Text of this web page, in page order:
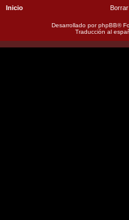
Inicio
Desarrollado porphpBB®
Traducción al